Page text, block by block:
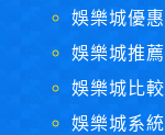
娛樂城優惠
娛樂城推薦
娛樂城比較
娛樂城系統